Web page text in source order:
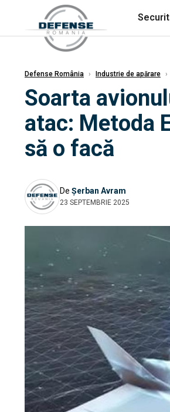
Defense România › Industrie de apărare ›
Soarta
atac: Metoda
să o facă
De Șerban Avram
23 SEPTEMBRIE 2025